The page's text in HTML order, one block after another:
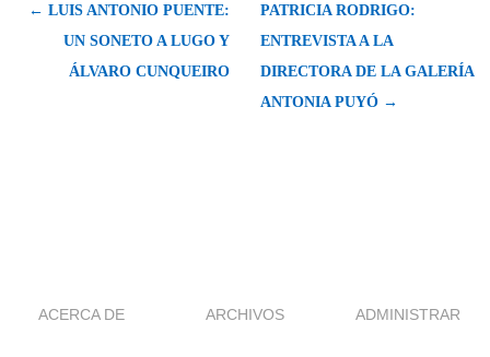
← LUIS ANTONIO PUENTE:
UN SONETO A LUGO Y
ÁLVARO CUNQUEIRO
PATRICIA RODRIGO:
ENTREVISTA A LA
DIRECTORA DE LA GALERÍA
ANTONIA PUYÓ →
ACERCA DE ARCHIVOS ADMINISTRAR